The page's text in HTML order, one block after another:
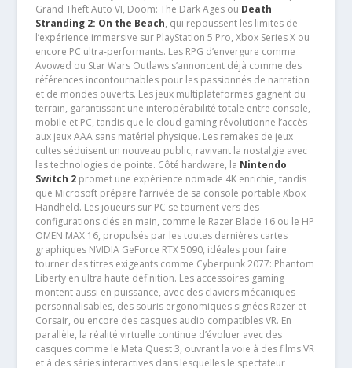
Grand Theft Auto VI, Doom: The Dark Ages ou Death
Stranding 2: On the Beach, qui repoussent les limites de
l’expérience immersive sur PlayStation 5 Pro, Xbox Series X ou
encore PC ultra-performants. Les RPG d’envergure comme
Avowed ou Star Wars Outlaws s’annoncent déjà comme des
références incontournables pour les passionnés de narration
et de mondes ouverts. Les jeux multiplateformes gagnent du
terrain, garantissant une interopérabilité totale entre console,
mobile et PC, tandis que le cloud gaming révolutionne l’accès
aux jeux AAA sans matériel physique. Les remakes de jeux
cultes séduisent un nouveau public, ravivant la nostalgie avec
les technologies de pointe. Côté hardware, la Nintendo
Switch 2promet une expérience nomade 4K enrichie, tandis
que Microsoft prépare l’arrivée de sa console portable Xbox
Handheld. Les joueurs sur PC se tournent vers des
configurations clés en main, comme le Razer Blade 16 ou le HP
OMEN MAX 16, propulsés par les toutes dernières cartes
graphiques NVIDIA GeForce RTX 5090, idéales pour faire
tourner des titres exigeants comme Cyberpunk 2077: Phantom
Liberty en ultra haute définition. Les accessoires gaming
montent aussi en puissance, avec des claviers mécaniques
personnalisables, des souris ergonomiques signées Razer et
Corsair, ou encore des casques audio compatibles VR. En
parallèle, la réalité virtuelle continue d’évoluer avec des
casques comme le Meta Quest 3, ouvrant la voie à des films VR
et à des séries interactives dans lesquelles le spectateur